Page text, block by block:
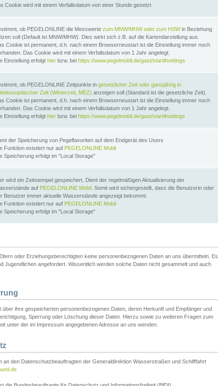
Cookie wird mit einem Verfallsdatum von einer Stunde gesetzt
ob PEGELONLINE die Messwerte zum MNW/MHW oder zum HSWin Beziehung
soll (Default ist MNW/MHW). Dies wirkt sich z.B. auf die Kartendarstellung aus.
Cookie ist permanent, d.h. nach einem Browserneustart ist die Einstellung immer noch
Das Cookie wird mit einem Verfallsdatum von 1 Jahr angelegt.
Einstellung erfolgt hier bzw. bei https://www.pegelmobil.de/gast/start#settings
ob PEGELONLINE Zeitpunkte in gesetzlicher Zeit oder ganzjährig in
Zeit (Winterzeit, MEZ) anzeigen soll (Standard ist die gesetzliche Zeit).
Cookie ist permanent, d.h. nach einem Browserneustart ist die Einstellung immer noch
Das Cookie wird mit einem Verfallsdatum von 1 Jahr angelegt.
Einstellung erfolgt hier bzw. bei https://www.pegelmobil.de/gast/start#settings
der Speicherung von Pegelfavoriten auf dem Endgerät des Users
Funktion existiert nur auf PEGELONLINE Mobil
Speicherung erfolgt im "Local Storage"
wird ein Zeitstempel gespeichert. Dient der regelmäßigen Aktualisierung der
auf PEGELONLINE Mobil . Somit wird sichergestellt, dass die Benutzerin oder
Benutzer immer aktuelle Wasserstände angezeigt bekommt.
Funktion existiert nur auf PEGELONLINE Mobil
Speicherung erfolgt im "Local Storage"
oder Erziehungsberechtigten keine personenbezogenen Daten an uns übermitteln. Es
Jugendlichen angefordert. Wissentlich werden solche Daten nicht gesammelt und auch
ihre gespeicherten personenbezogenen Daten, deren Herkunft und Empfänger und
Sperrung oder Löschung dieser Daten. Hierzu sowie zu weiteren Fragen zum
unter der im Impressum angegebenen Adresse an uns wenden.
an den Datenschutzbeauftragten der Generaldirektion Wasserstraßen und Schifffahrt